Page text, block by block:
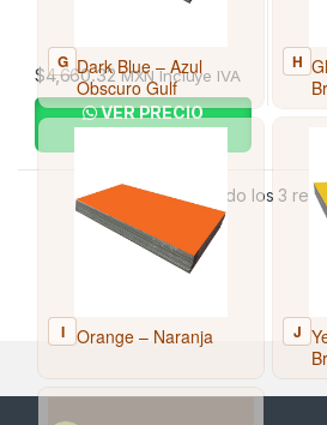
$4,660.32 MXN Incluye IVA
VER PRECIO
Mostrando los 3